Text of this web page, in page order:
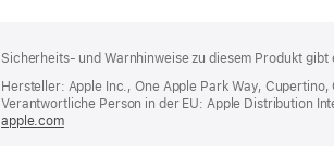
Sicherheits- und Warnhinweise zu diesem Produkt gibt
Hersteller: Apple Inc., One Apple Park Way, Cupertino,
Verantwortliche Person in der EU: Apple Distribution
apple.com(öffnet